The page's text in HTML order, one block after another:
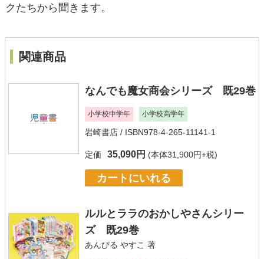
クたちから聞きます。
関連商品
なんでも魔女商会シリーズ 既29巻
小学校中学年 小学校高学年
岩崎書店 / ISBN978-4-265-11141-1
定価 35,090円 (本体31,900円+税)
カートにいれる
ルルとララのおかしやさんシリー
ズ 既29巻
あんびる やすこ 著